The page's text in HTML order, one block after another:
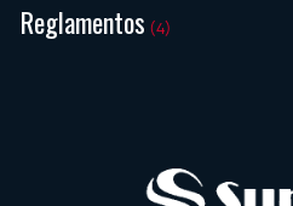
Reglamentos (4)